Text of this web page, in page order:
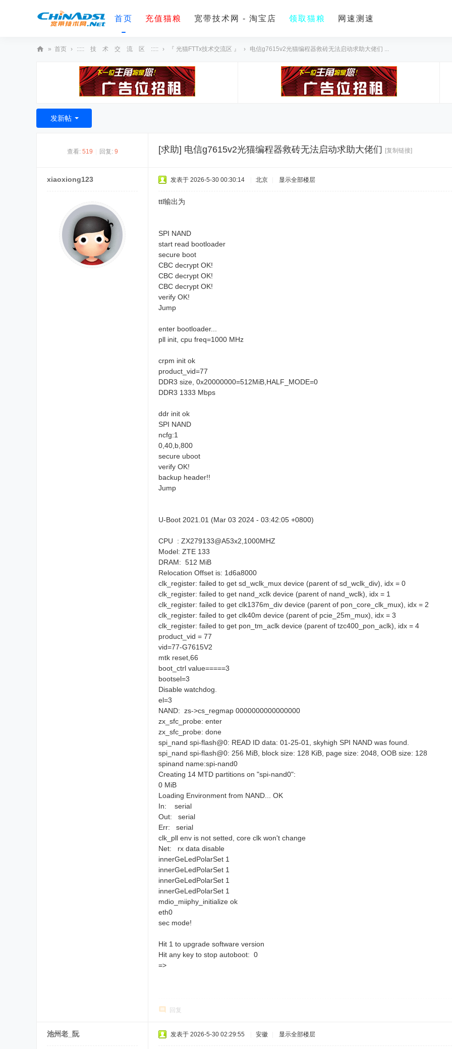
首页 充值猫粮 宽带技术网 - 淘宝店 领取猫粮 网速测速
术
» 首页 › ::::: 技 术 交 流 区 ::::: › 『 光猫FTTx技术交流区 』 › 电信g7615v2光猫编程器救砖无法启动求助大佬们 ...
发新帖
查看: 519 回复: 9 [求助] 电信g7615v2光猫编程器救砖无法启动求助大佬们 [复制链接]
xiaoxiong123 发表于 2026-5-30 00:30:14 北京 显示全部楼层
ttl输出为
SPI NAND
start read bootloader
secure boot
CBC decrypt OK!
CBC decrypt OK!
CBC decrypt OK!
verify OK!
Jump
enter bootloader...
pll init, cpu freq=1000 MHz
crpm init ok
product_vid=77
DDR3 size, 0x20000000=512MiB,HALF_MODE=0
DDR3 1333 Mbps
ddr init ok
SPI NAND
ncfg:1
0,40,b,800
secure uboot
verify OK!
backup header!!
Jump
U-Boot 2021.01 (Mar 03 2024 - 03:42:05 +0800)
CPU : ZX279133@A53x2,1000MHZ
Model: ZTE 133
DRAM: 512 MiB
Relocation Offset is: 1d6a8000
clk_register: failed to get sd_wclk_mux device (parent of sd_wclk_div), idx = 0
clk_register: failed to get nand_xclk device (parent of nand_wclk), idx = 1
clk_register: failed to get clk1376m_div device (parent of pon_core_clk_mux), idx = 2
clk_register: failed to get clk40m device (parent of pcie_25m_mux), idx = 3
clk_register: failed to get pon_tm_aclk device (parent of tzc400_pon_aclk), idx = 4
product_vid = 77
vid=77-G7615V2
mtk reset,66
boot_ctrl value=====3
bootsel=3
Disable watchdog.
el=3
NAND: zs->cs_regmap 0000000000000000
zx_sfc_probe: enter
zx_sfc_probe: done
spi_nand spi-flash@0: READ ID data: 01-25-01, skyhigh SPI NAND was found.
spi_nand spi-flash@0: 256 MiB, block size: 128 KiB, page size: 2048, OOB size: 128
spinand name:spi-nand0
Creating 14 MTD partitions on "spi-nand0":
0 MiB
Loading Environment from NAND... OK
In: serial
Out: serial
Err: serial
clk_pll env is not setted, core clk won't change
Net: rx data disable
innerGeLedPolarSet 1
innerGeLedPolarSet 1
innerGeLedPolarSet 1
innerGeLedPolarSet 1
mdio_miiphy_initialize ok
eth0
sec mode!
Hit 1 to upgrade software version
Hit any key to stop autoboot: 0
=>
回复
池州老_阮 发表于 2026-5-30 02:29:55 安徽 显示全部楼层